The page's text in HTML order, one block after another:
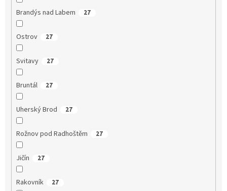
Brandýs nad Labem 27
Ostrov 27
Svitavy 27
Bruntál 27
Uherský Brod 27
Rožnov pod Radhoštěm 27
Jičín 27
Rakovník 27